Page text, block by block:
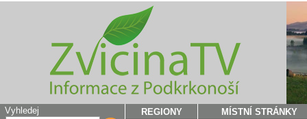
Vyhledej REGIONY MÍSTNÍ STRÁNKY